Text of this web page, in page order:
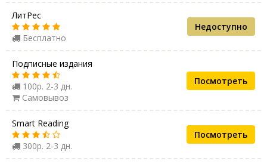
ЛитРес
Бесплатно
Недоступно
Подписные издания
100р. 2-3 дн.
Самовывоз
Посмотреть
Smart Reading
300р. 2-3 дн.
Посмотреть